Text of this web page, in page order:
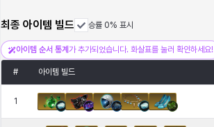
최종 아이템 빌드 승률 0% 표시
아이템 순서 통계 가 추가되었습니다. 화살표를 눌러 확인하세요!
# 아이템 빌드
1